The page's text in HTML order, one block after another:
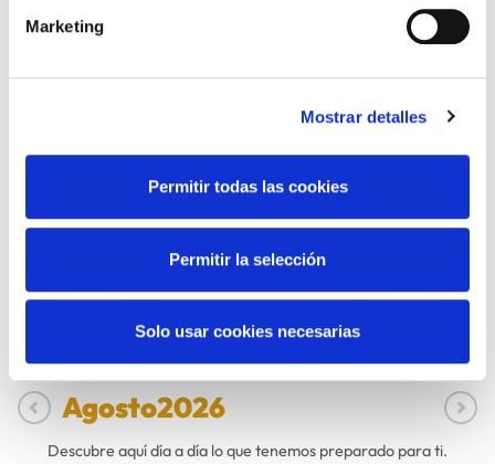
Marketing
Mostrar detalles
Permitir todas las cookies
Permitir la selección
Solo usar cookies necesarias
FOTOGRAFÍA
DANZA FAMILIAS
MÚSICA TEATRO
Agosto2026
Descubre aquí día a día lo que tenemos preparado para ti.